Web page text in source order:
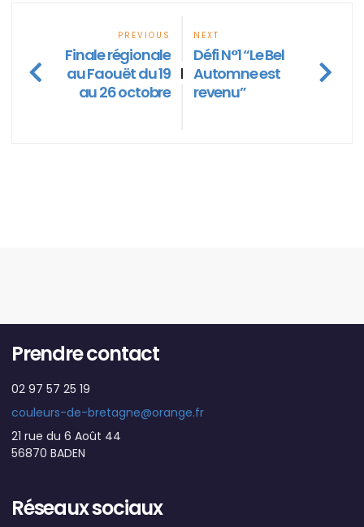
|
PREVIOUS
Finale régionale
au Faouët du 19
au 26 octobre
NEXT
Défi N°1 “Le Bel
Automne est
revenu”
Prendre contact
02 97 57 25 19
couleurs-de-bretagne@orange.fr
21 rue du 6 Août 44
56870 BADEN
Réseaux sociaux